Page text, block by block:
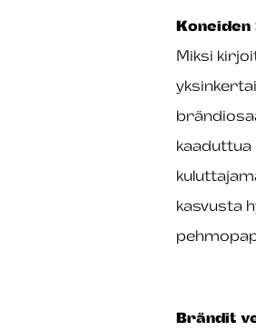
Koneiden
Miksi
kaaduttua
kasvusta
Brändit